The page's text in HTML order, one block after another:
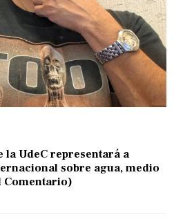
la UdeC representará a
sobre agua, medio
Comentario)